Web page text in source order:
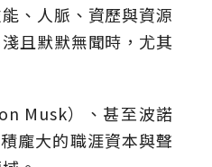
、人脈、資歷與資源
且默默無聞時，尤其
Musk）、甚至波諾
龐大的職涯資本與聲